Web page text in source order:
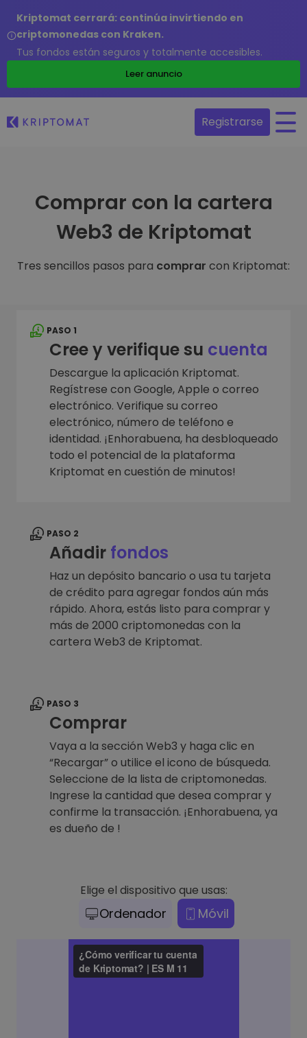
Kriptomat cerrará: continúa invirtiendo en
criptomonedas con Kraken.
Tus fondos están seguros y totalmente accesibles.
Leer anuncio
Registrarse
Comprar con la cartera
Web3 de Kriptomat
Tres sencillos pasos para comprar con Kriptomat:
PASO 1
Cree y verifique su cuenta
Descargue la aplicación Kriptomat.
Regístrese con Google, Apple o correo
electrónico. Verifique su correo
electrónico, número de teléfono e
identidad. ¡Enhorabuena, ha desbloqueado
todo el potencial de la plataforma
Kriptomat en cuestión de minutos!
PASO 2
Añadir fondos
Haz un depósito bancario o usa tu tarjeta
de crédito para agregar fondos aún más
rápido. Ahora, estás listo para comprar y
más de 2000 criptomonedas con la
cartera Web3 de Kriptomat.
PASO 3
Comprar
Vaya a la sección Web3 y haga clic en
“Recargar” o utilice el icono de búsqueda.
Seleccione de la lista de criptomonedas.
Ingrese la cantidad que desea comprar y
confirme la transacción. ¡Enhorabuena, ya
es dueño de !
Elige el dispositivo que usas:
Ordenador Móvil